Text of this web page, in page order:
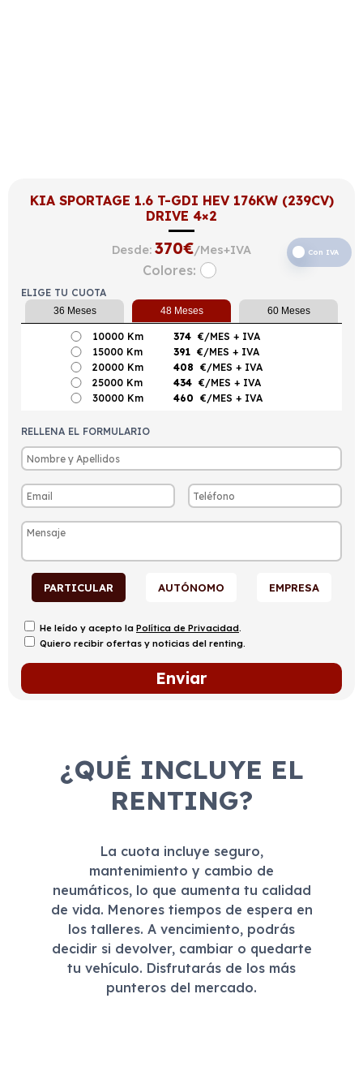
KIA SPORTAGE 1.6 T-GDI HEV 176KW (239CV)
DRIVE 4×2
Desde: 370€/Mes+IVA Con IVA
Colores:
ELIGE TU CUOTA
36 Meses 48 Meses 60 Meses
10000 Km 374 €/MES + IVA
15000 Km
391 €/MES + IVA
20000 Km
408 €/MES + IVA
25000 Km
434 €/MES + IVA
30000 Km
460 €/MES + IVA
RELLENA EL FORMULARIO
PARTICULAR AUTÓNOMO EMPRESA
He leído y acepto la Política de Privacidad.
Quiero recibir ofertas y noticias del renting.
¿QUÉ INCLUYE EL
RENTING?
La cuota incluye seguro,
mantenimiento y cambio de
neumáticos, lo que aumenta tu calidad
de vida. Menores tiempos de espera en
los talleres. A vencimiento, podrás
decidir si devolver, cambiar o quedarte
tu vehículo. Disfrutarás de los más
punteros del mercado.